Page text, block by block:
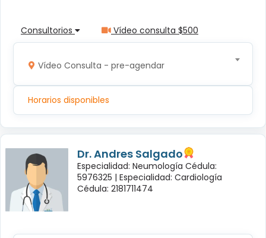
Consultorios Vídeo consulta $500
Vídeo Consulta - pre-agendar
Horarios disponibles
Dr. Andres Salgado
Especialidad: Neumología Cédula:
5976325 | Especialidad: Cardiología
Cédula: 2181711474